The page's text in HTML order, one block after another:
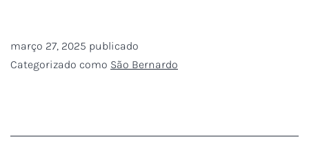
março 27, 2025 publicado
Categorizado como São Bernardo